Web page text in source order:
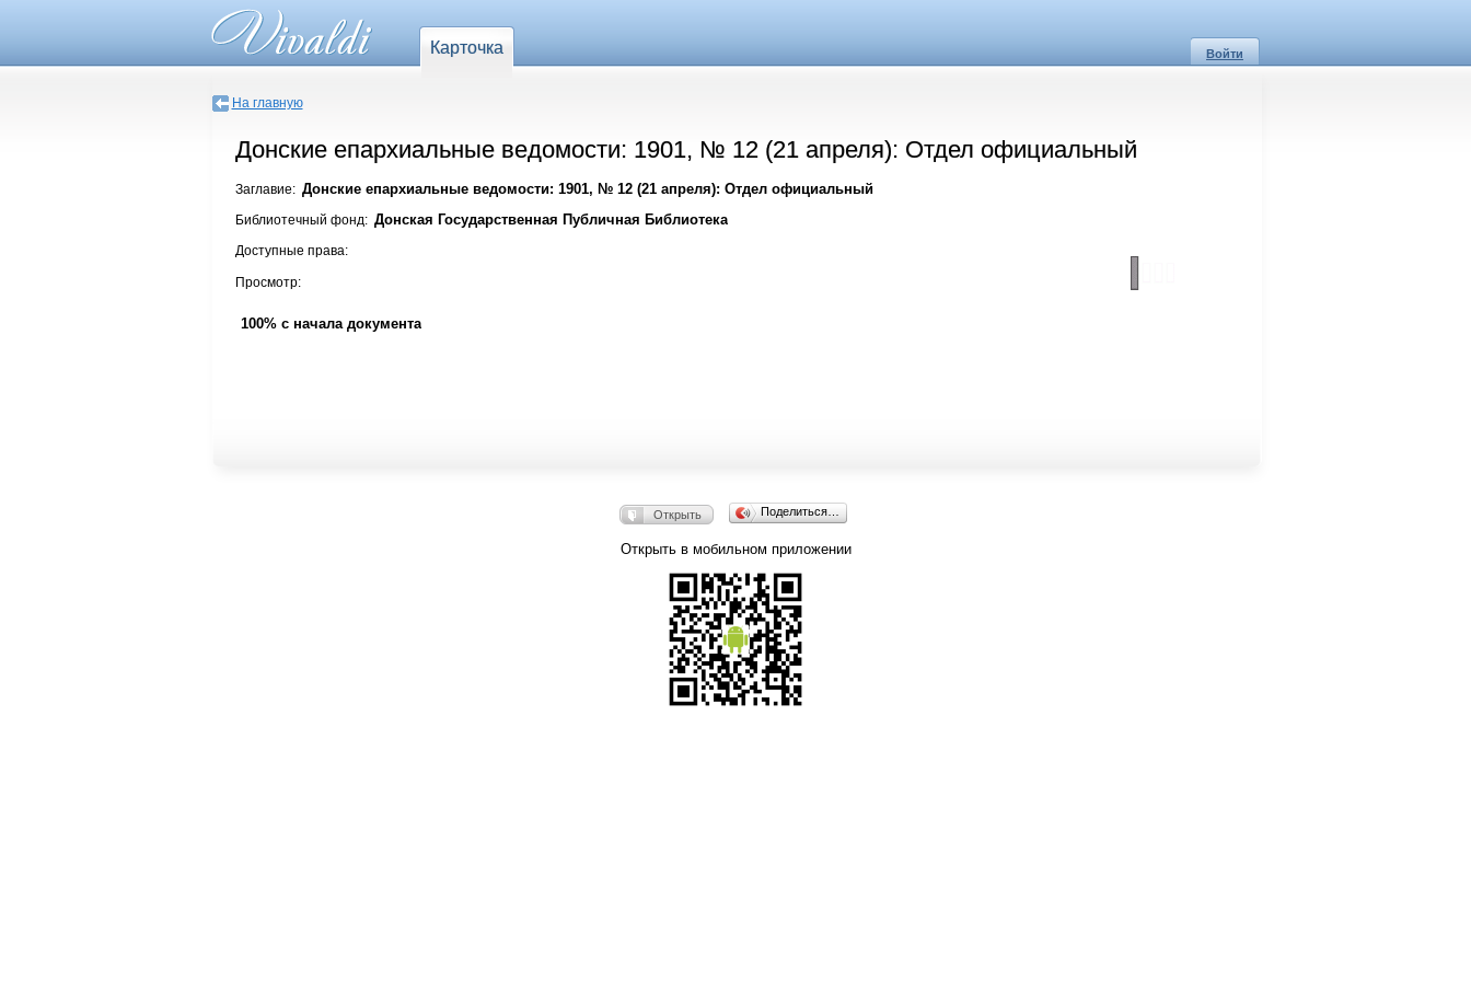
Карточка Войти
На главную
Донские епархиальные ведомости: 1901, № 12 (21 апреля): Отдел официальный
Заглавие: Донские епархиальные ведомости: 1901, № 12 (21 апреля): Отдел официальный
Библиотечный фонд: Донская Государственная Публичная Библиотека
Доступные права:
Просмотр:
100% с начала документа
Открыть Поделиться…
Открыть в мобильном приложении